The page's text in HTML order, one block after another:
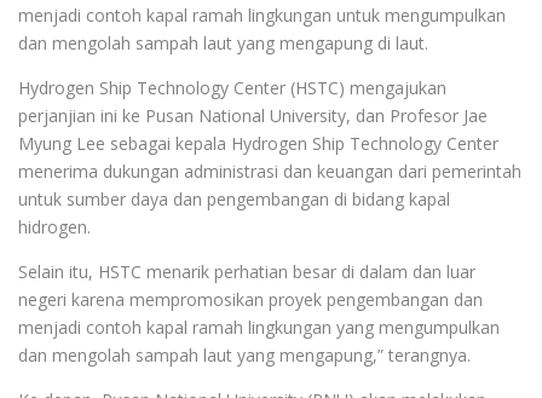
menjadi contoh kapal ramah lingkungan untuk mengumpulkan
dan mengolah sampah laut yang mengapung di laut.
Hydrogen Ship Technology Center (HSTC) mengajukan
perjanjian ini ke Pusan National University, dan Profesor Jae
Myung Lee sebagai kepala Hydrogen Ship Technology Center
menerima dukungan administrasi dan keuangan dari pemerintah
untuk sumber daya dan pengembangan di bidang kapal
hidrogen.
Selain itu, HSTC menarik perhatian besar di dalam dan luar
negeri karena mempromosikan proyek pengembangan dan
menjadi contoh kapal ramah lingkungan yang mengumpulkan
dan mengolah sampah laut yang mengapung,” terangnya.